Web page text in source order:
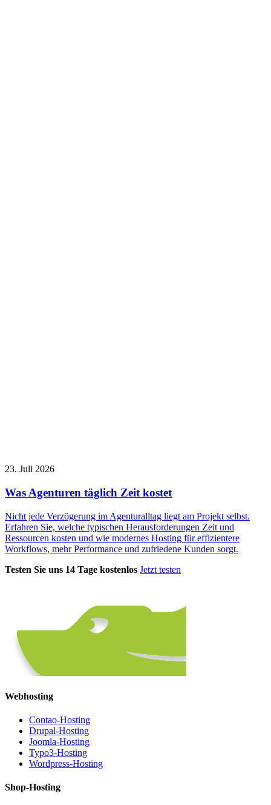
23. Juli 2026
Was Agenturen täglich Zeit kostet
Nicht jede Verzögerung im Agenturalltag liegt am Projekt selbst.
Erfahren Sie, welche typischen Herausforderungen Zeit und
Ressourcen kosten und wie modernes Hosting für effizientere
Workflows, mehr Performance und zufriedene Kunden sorgt.
Testen Sie uns 14 Tage kostenlos Jetzt testen
Webhosting
Contao-Hosting
Drupal-Hosting
Joomla-Hosting
Typo3-Hosting
Wordpress-Hosting
Shop-Hosting